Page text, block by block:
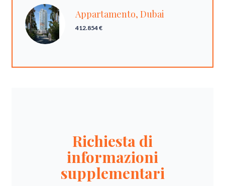
Appartamento, Dubai
412.854 €
Richiesta di
informazioni
supplementari